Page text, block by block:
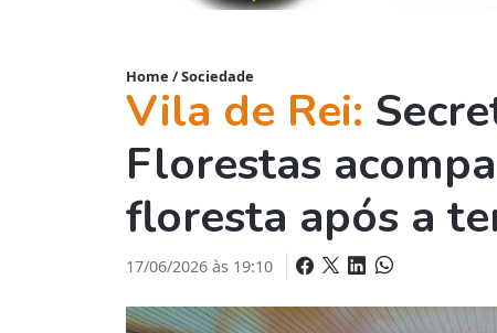
Home /Sociedade
Vila de Rei:
Florestas
floresta após a
17/06/2026 às 19:10